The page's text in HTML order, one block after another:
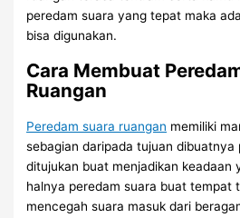
peredam suara yang tepat maka
bisa digunakan.
Cara Membuat
Ruangan
Peredam suara ruangan memiliki
sebagian daripada tujuan dibuatnya
ditujukan buat menjadikan keadaan
halnya peredam suara buat tempat
mencegah suara masuk dari